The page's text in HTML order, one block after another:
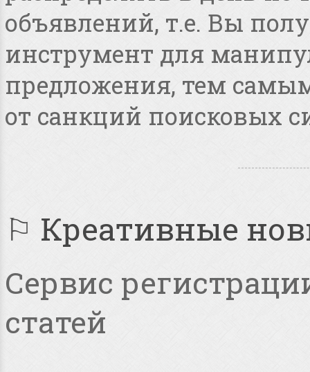
объявлений, т.е. Вы
инструмент для
предложения, тем
от санкций поисковых
⚐ Креативные
Сервис
статей